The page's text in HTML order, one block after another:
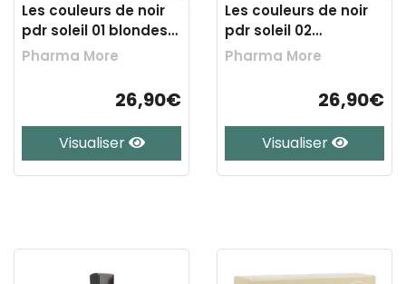
Les couleurs de noir
pdr soleil 01 blondes
9,5g
Pharma More
26,90€
Visualiser
Les couleurs de noir
pdr soleil 02
brunettes 9,5g
Pharma More
26,90€
Visualiser